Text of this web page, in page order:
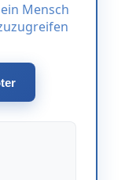
Mensch